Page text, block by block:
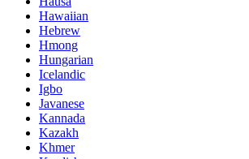
Hawaiian
Hebrew
Hmong
Hungarian
Icelandic
Igbo
Javanese
Kannada
Kazakh
Khmer